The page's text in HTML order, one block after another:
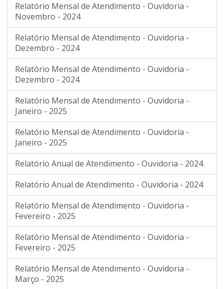
Relatório Mensal de Atendimento - Ouvidoria -
Novembro - 2024
Relatório Mensal de Atendimento - Ouvidoria -
Dezembro - 2024
Relatório Mensal de Atendimento - Ouvidoria -
Dezembro - 2024
Relatório Mensal de Atendimento - Ouvidoria -
Janeiro - 2025
Relatório Mensal de Atendimento - Ouvidoria -
Janeiro - 2025
Relatório Anual de Atendimento - Ouvidoria - 2024
Relatório Anual de Atendimento - Ouvidoria - 2024
Relatório Mensal de Atendimento - Ouvidoria -
Fevereiro - 2025
Relatório Mensal de Atendimento - Ouvidoria -
Fevereiro - 2025
Relatório Mensal de Atendimento - Ouvidoria -
Março - 2025